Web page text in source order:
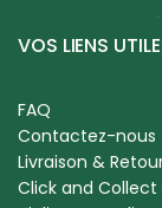
VOS LIENS
FAQ
Contactez-nous
Livraison &
Click and